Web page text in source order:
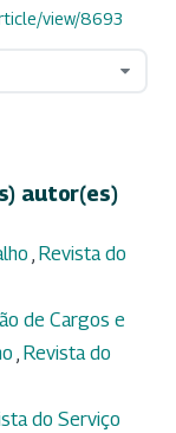
view/8693
autor(es)
, Revista do
de Cargos e
, Revista do
do Serviço